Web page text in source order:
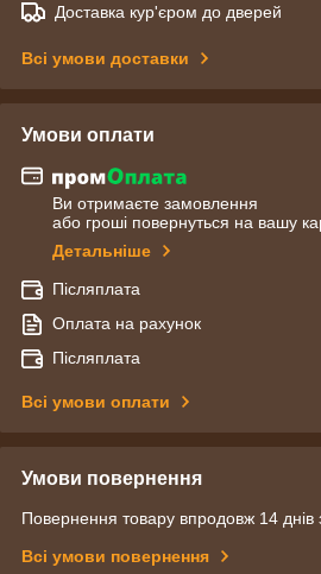
Доставка кур'єром до дверей
Всі умови доставки
Умови оплати
Ви отримаєте замовлення
або гроші повернуться на вашу
Детальніше
Післяплата
Оплата на рахунок
Післяплата
Всі умови оплати
Умови повернення
Повернення товару впродовж 14 днів
Всі умови повернення